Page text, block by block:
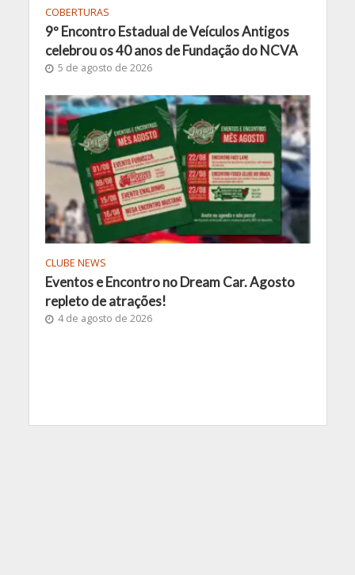
COBERTURAS
9º Encontro Estadual de Veículos Antigos
celebrou os 40 anos de Fundação do NCVA
5 de agosto de 2026
CLUBE NEWS
Eventos e Encontro no Dream Car. Agosto
repleto de atrações!
4 de agosto de 2026